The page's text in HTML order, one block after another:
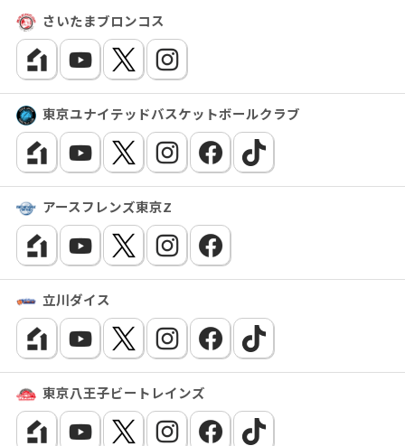
さいたまブロンコス
東京ユナイテッドバスケットボールクラブ
アースフレンズ東京Z
立川ダイス
東京八王子ビートレインズ